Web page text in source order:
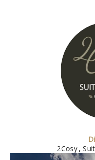
2Cosy ,